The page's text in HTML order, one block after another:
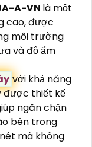
A-VN là một
cao, được
môi trường
và độ ẩm
với khả năng
được thiết kế
ngăn chặn
bên trong
mà không